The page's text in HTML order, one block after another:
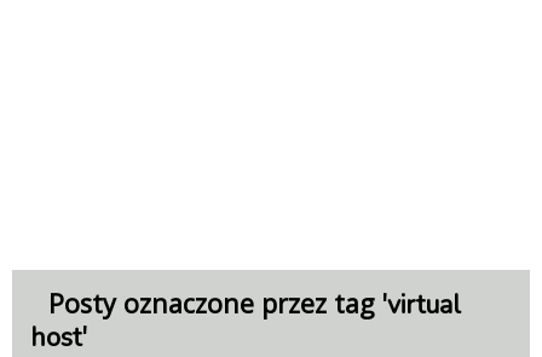
Posty oznaczone przez tag 'virtual
host'